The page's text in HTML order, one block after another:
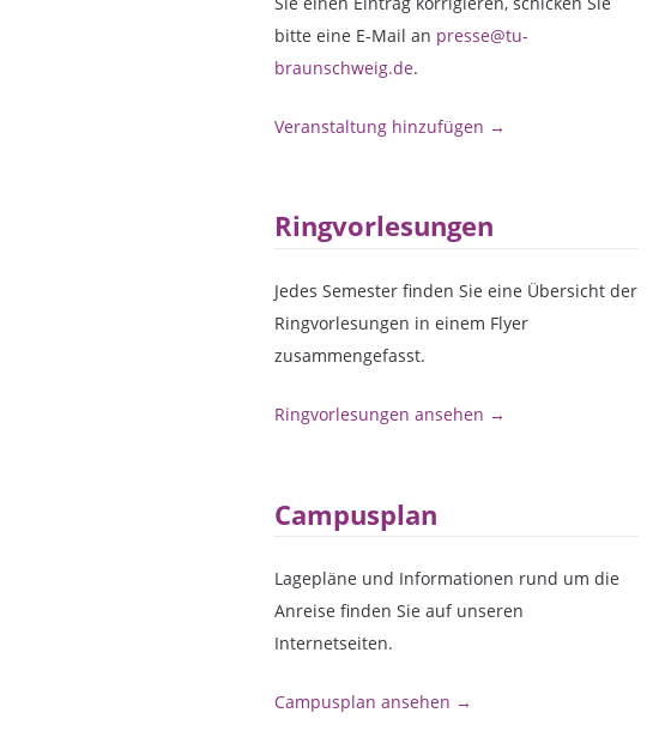
bitte eine E-Mail an presse@tu-
braunschweig.de.
Veranstaltung hinzufügen →
Ringvorlesungen
Jedes Semester finden Sie eine Übersicht der
Ringvorlesungen in einem Flyer
zusammengefasst.
Ringvorlesungen ansehen →
Campusplan
Lagepläne und Informationen rund um die
Anreise finden Sie auf unseren
Internetseiten.
Campusplan ansehen →